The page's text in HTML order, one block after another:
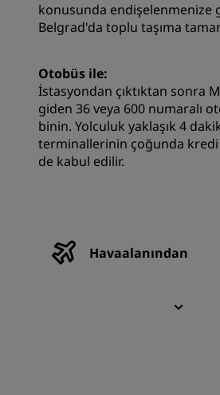
konusunda endişelenmenize
Belgrad'da toplu taşıma
Otobüs ile:
İstasyondan çıktıktan sonra
giden 36 veya 600 numaralı
binin. Yolculuk yaklaşık 4
terminallerinin çoğunda kredi
de kabul edilir.
Havaalanından